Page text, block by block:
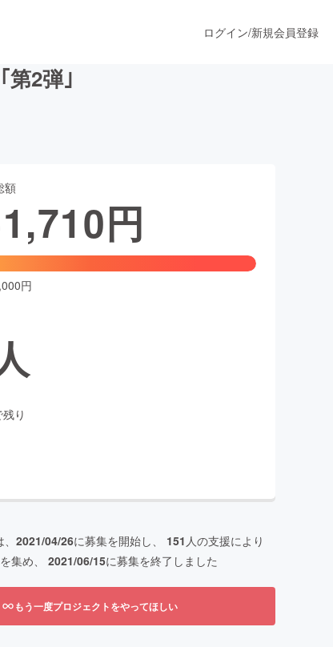
ファッション
ログイン/新規会員登録
第2弾｣
額
円
円
り
2021/04/26に募集を開始し、 151 人の支援により
集め、 2021/06/15に募集を終了しました
もう一度プロジェクトをやってほしい